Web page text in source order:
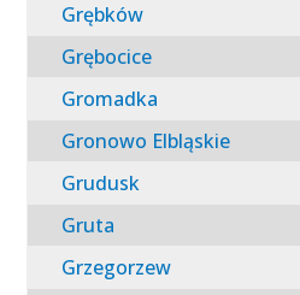
Grębków
Grębocice
Gromadka
Gronowo Elbląskie
Grudusk
Gruta
Grzegorzew